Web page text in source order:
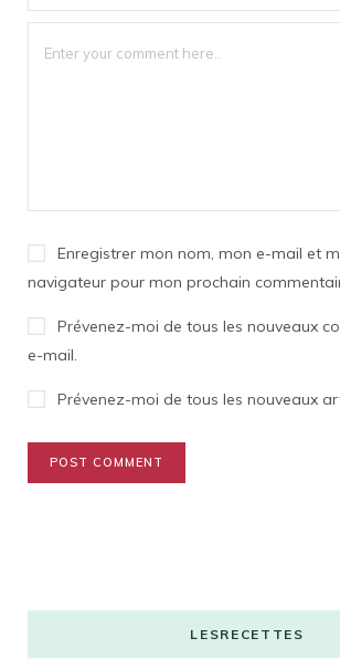
Enregistrer mon nom, mon e-mail et
navigateur pour mon prochain
Prévenez-moi de tous les nouveaux
e-mail.
Prévenez-moi de tous les nouveaux
LESRECETTES